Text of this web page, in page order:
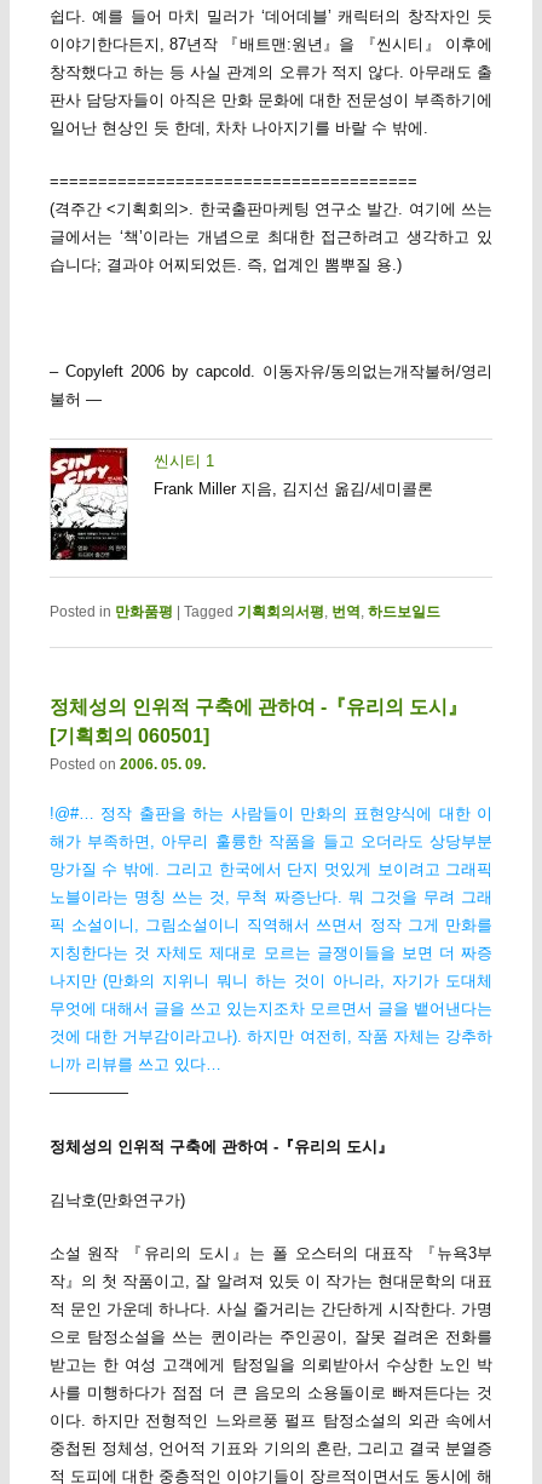
쉽다. 예를 들어 마치 밀러가 ‘데어데블’ 캐릭터의 창작자인 듯
이야기한다든지, 87년작 『배트맨:원년』을 『씬시티』 이후에
창작했다고 하는 등 사실 관계의 오류가 적지 않다. 아무래도 출
판사 담당자들이 아직은 만화 문화에 대한 전문성이 부족하기에
일어난 현상인 듯 한데, 차차 나아지기를 바랄 수 밖에.
======================================
(격주간 <기획회의>. 한국출판마케팅 연구소 발간. 여기에 쓰는
글에서는 ‘책’이라는 개념으로 최대한 접근하려고 생각하고 있
습니다; 결과야 어찌되었든. 즉, 업계인 뽐뿌질 용.)
– Copyleft 2006 by capcold. 이동자유/동의없는개작불허/영리
불허 —
씬시티 1
Frank Miller 지음, 김지선 옮김/세미콜론
Posted in 만화품평 Tagged 기획회의서평, 번역 , 하드보일드
정체성의 인위적 구축에 관하여 -『유리의 도시』
[기획회의 060501]
Posted on 2006. 05. 09.
!@#… 정작 출판을 하는 사람들이 만화의 표현양식에 대한 이
해가 부족하면, 아무리 훌륭한 작품을 들고 오더라도 상당부분
망가질 수 밖에. 그리고 한국에서 단지 멋있게 보이려고 그래픽
노블이라는 명칭 쓰는 것, 무척 짜증난다. 뭐 그것을 무려 그래
픽 소설이니, 그림소설이니 직역해서 쓰면서 정작 그게 만화를
지칭한다는 것 자체도 제대로 모르는 글쟁이들을 보면 더 짜증
나지만 (만화의 지위니 뭐니 하는 것이 아니라, 자기가 도대체
무엇에 대해서 글을 쓰고 있는지조차 모르면서 글을 뱉어낸다는
것에 대한 거부감이라고나). 하지만 여전히, 작품 자체는 강추하
니까 리뷰를 쓰고 있다…
—————
정체성의 인위적 구축에 관하여 -『유리의 도시』
김낙호(만화연구가)
소설 원작 『유리의 도시』는 폴 오스터의 대표작 『뉴욕3부
작』의 첫 작품이고, 잘 알려져 있듯 이 작가는 현대문학의 대표
적 문인 가운데 하나다. 사실 줄거리는 간단하게 시작한다. 가명
으로 탐정소설을 쓰는 퀸이라는 주인공이, 잘못 걸려온 전화를
받고는 한 여성 고객에게 탐정일을 의뢰받아서 수상한 노인 박
사를 미행하다가 점점 더 큰 음모의 소용돌이로 빠져든다는 것
이다. 하지만 전형적인 느와르풍 펄프 탐정소설의 외관 속에서
중첩된 정체성, 언어적 기표와 기의의 혼란, 그리고 결국 분열증
적 도피에 대한 중층적인 이야기들이 장르적이면서도 동시에 해